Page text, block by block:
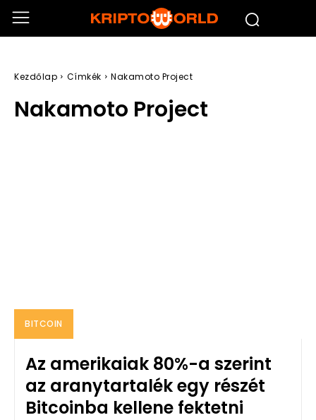
Kezdőlap Címkék Nakamoto Project
Nakamoto Project
BITCOIN
Az amerikaiak 80%-a szerint
az aranytartalék egy részét
Bitcoinba kellene fektetni